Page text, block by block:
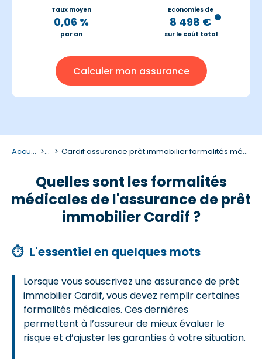
Taux moyen
0,06 %
par an
Economies de
8 498 €
sur le coût total
Calculer mon assurance
Accueil ... Cardif assurance prêt immobilier formalités médicales
Quelles sont les formalités
médicales de l'assurance de prêt
immobilier Cardif ?
⏱ L'essentiel en quelques mots
Lorsque vous souscrivez uneassurance de prêt
immobilier Cardif,vous devez remplir certaines
formalités médicales. Ces dernières
permettent à l’assureur de mieux évaluer le
risque et d’ajuster les garanties à votre situation.